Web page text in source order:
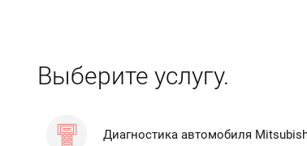
Выберите услугу.
Диагностика автомобиля